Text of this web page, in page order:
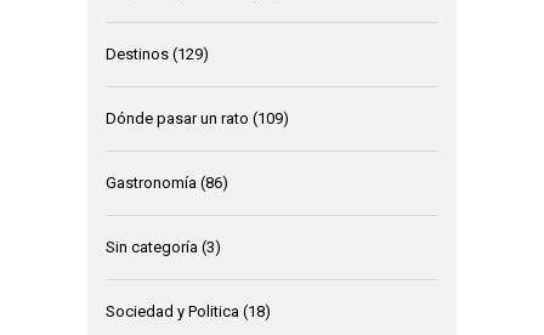
Destinos (129)
Dónde pasar un rato (109)
Gastronomía (86)
Sin categoría (3)
Sociedad y Politica (18)